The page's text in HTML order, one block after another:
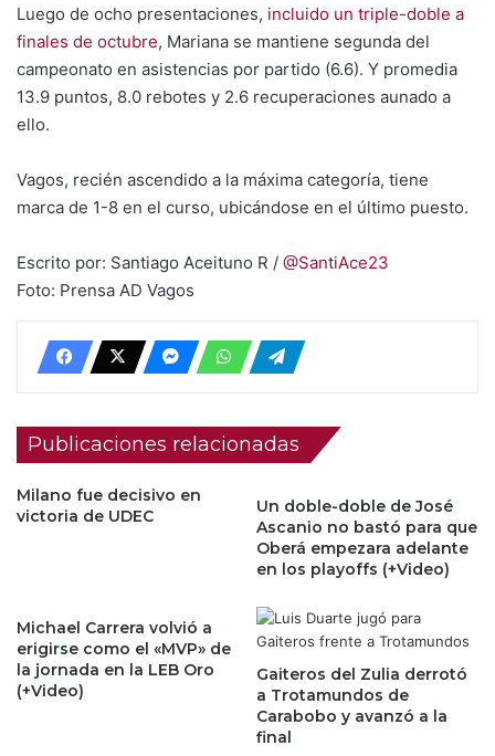
Luego de ocho presentaciones, incluido un triple-doble a
finales de octubre, Mariana se mantiene segunda del
campeonato en asistencias por partido (6.6). Y promedia
13.9 puntos, 8.0 rebotes y 2.6 recuperaciones aunado a
ello.
Vagos, recién ascendido a la máxima categoría, tiene
marca de 1-8 en el curso, ubicándose en el último puesto.
Escrito por: Santiago Aceituno R / @SantiAce23
Foto: Prensa AD Vagos
Publicaciones relacionadas
Milano fue decisivo en
victoria de UDEC
Un doble-doble de José
Ascanio no bastó para que
Oberá empezara adelante
en los playoffs (+Video)
Michael Carrera volvió a
erigirse como el «MVP» de
la jornada en la LEB Oro
(+Video)
Gaiteros del Zulia derrotó
a Trotamundos de
Carabobo y avanzó a la
final